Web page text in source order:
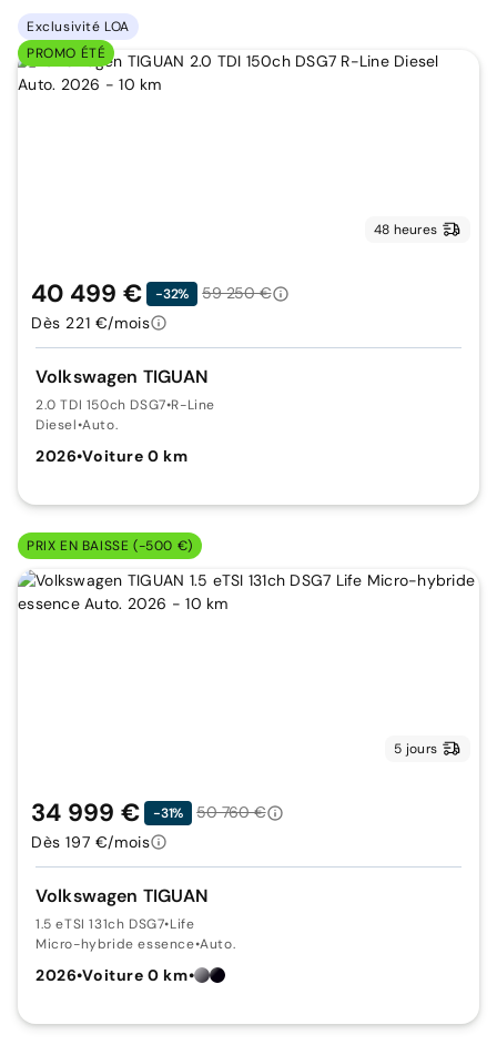
Exclusivité LOA
PROMO ÉTÉ
48 heures
Volkswagen TIGUAN
2.0 TDI 150ch DSG7•R-Line
Diesel•Auto.
2026•Voiture 0 km
40 499 € -32%
59 250 €
Dès 221 €/mois
PRIX EN BAISSE (-500 €)
5 jours
Volkswagen TIGUAN
1.5 eTSI 131ch DSG7•Life
Micro-hybride essence•Auto.
2026•Voiture 0 km•
34 999 € -31%
50 760 €
Dès 197 €/mois